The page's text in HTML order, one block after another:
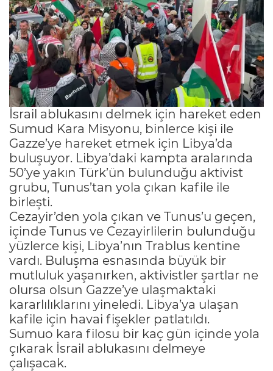
İsrail ablukasını delmek için hareket eden
Sumud Kara Misyonu, binlerce kişi ile
Gazze’ye hareket etmek için Libya’da
buluşuyor. Libya’daki kampta aralarında
50’ye yakın Türk’ün bulunduğu aktivist
grubu, Tunus’tan yola çıkan kafile ile
birleşti.
Cezayir’den yola çıkan ve Tunus’u geçen,
içinde Tunus ve Cezayirlilerin bulunduğu
yüzlerce kişi, Libya’nın Trablus kentine
vardı. Buluşma esnasında büyük bir
mutluluk yaşanırken, aktivistler şartlar ne
olursa olsun Gazze’ye ulaşmaktaki
kararlılıklarını yineledi. Libya’ya ulaşan
kafile için havai fişekler patlatıldı.
Sumuo kara filosu bir kaç gün içinde yola
çıkarak İsrail ablukasını delmeye
çalışacak.